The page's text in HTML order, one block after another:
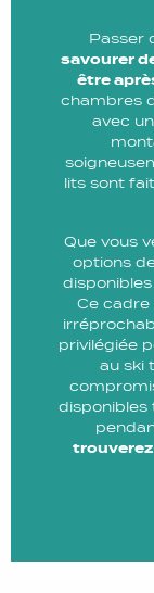
Passer
savourer
être
chambres
avec
lits sont
Que vous
options
Ce cadre
privilégiée
au ski
disponibles